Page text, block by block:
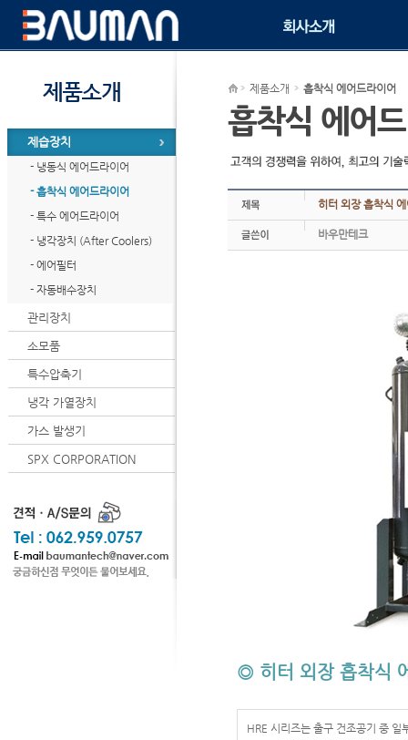
제습장치
- 냉동식 에어드라이어
- 흡착식 에어드라이어
- 특수 에어드라이어
- 냉각장치 (After Coolers)
- 에어필터
- 자동배수장치
관리장치
소모품
특수압축기
냉각 가열장치
가스 발생기
SPX CORPORATION
제품소개 흡착식 에어드라이어
흡착식 에어
히터 외장 흡착식
바우만테크
◎ 히터 외장 흡착식
HRE 시리즈는 출구 건조공기 중